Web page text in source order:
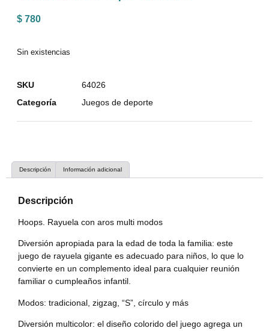
$ 780
Sin existencias
SKU
64026
Categoría
Juegos de deporte
Descripción Información adicional
Descripción
Hoops. Rayuela con aros multi modos
Diversión apropiada para la edad de toda la familia: este
juego de rayuela gigante es adecuado para niños, lo que lo
convierte en un complemento ideal para cualquier reunión
familiar o cumpleaños infantil.
Modos: tradicional, zigzag, “S”, círculo y más
Diversión multicolor: el diseño colorido del juego agrega un